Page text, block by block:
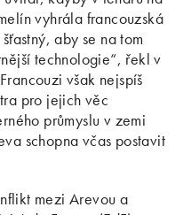
vyhrála francouzská
aby se na tom
technologie“, řekl v
však nejspíš
pro jejich věc
průmyslu v zemi
schopna včas postavit
mezi Arevou a